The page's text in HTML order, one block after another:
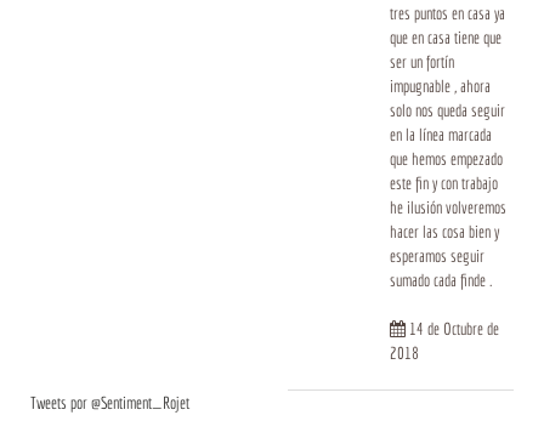
tres puntos en casa ya
que en casa tiene que
ser un fortín
impugnable , ahora
solo nos queda seguir
en la línea marcada
que hemos empezado
este fin y con trabajo
he ilusión volveremos
hacer las cosa bien y
esperamos seguir
sumado cada finde .
14 de Octubre de
2018
Tweets por @Sentiment_Rojet